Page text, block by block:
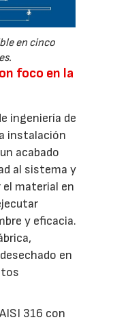
en cinco
foco en la
ingeniería de
instalación
acabado
al sistema y
el material en
y eficacia.
en
316 con